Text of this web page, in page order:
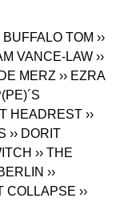
BUFFALO TOM ››
VANCE-LAW ››
MERZ ›› EZRA
HEADREST ››
›› DORIT
›› THE
››
COLLAPSE ››